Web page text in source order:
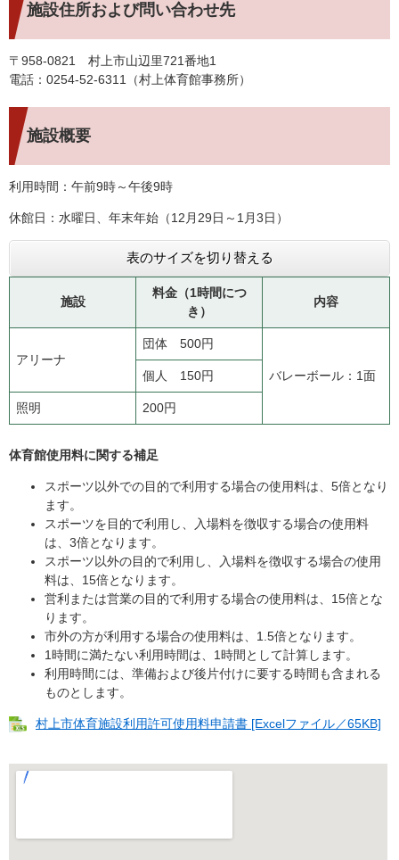
施設住所および問い合わせ先
〒958-0821 村上市山辺里721番地1
電話：0254-52-6311（村上体育館事務所）
施設概要
利用時間：午前9時～午後9時
休館日：水曜日、年末年始（12月29日～1月3日）
表のサイズを切り替える
施設
料金（1時間につ
き）
内容
アリーナ
団体 500円
バレーボール：1面
個人 150円
照明 200円
体育館使用料に関する補足
スポーツ以外での目的で利用する場合の使用料は、5倍となり
ます。
スポーツを目的で利用し、入場料を徴収する場合の使用料
は、3倍となります。
スポーツ以外の目的で利用し、入場料を徴収する場合の使用
料は、15倍となります。
営利または営業の目的で利用する場合の使用料は、15倍とな
ります。
市外の方が利用する場合の使用料は、1.5倍となります。
1時間に満たない利用時間は、1時間として計算します。
利用時間には、準備および後片付けに要する時間も含まれる
ものとします。
村上市体育施設利用許可使用料申請書 [Excelファイル／65KB]